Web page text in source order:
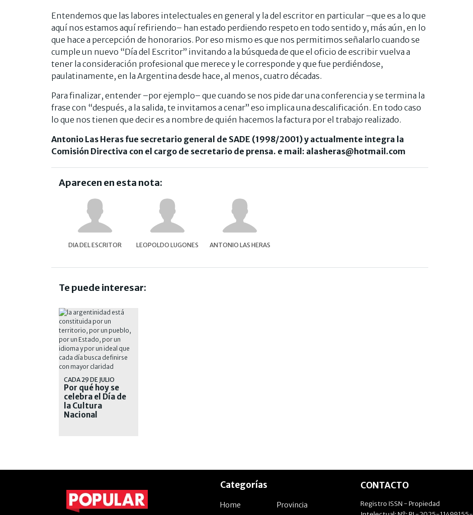
Entendemos que las labores intelectuales en general y la del escritor en particular –que es a lo que
aquí nos estamos aquí refiriendo– han estado perdiendo respeto en todo sentido y, más aún, en lo
que hace a percepción de honorarios. Por eso mismo es que nos permitimos señalarlo cuando se
cumple un nuevo “Día del Escritor” invitando a la búsqueda de que el oficio de escribir vuelva a
tener la consideración profesional que merece y le corresponde y que fue perdiéndose,
paulatinamente, en la Argentina desde hace, al menos, cuatro décadas.
Para finalizar, entender –por ejemplo– que cuando se nos pide dar una conferencia y se termina la
frase con “después, a la salida, te invitamos a cenar” eso implica una descalificación. En todo caso
lo que nos tienen que decir es a nombre de quién hacemos la factura por el trabajo realizado.
Antonio Las Heras fue secretario general de SADE (1998/2001) y actualmente integra la
Comisión Directiva con el cargo de secretario de prensa. e mail: alasheras@hotmail.com
Aparecen en esta nota:
DIA DEL ESCRITOR LEOPOLDO LUGONES ANTONIO LAS HERAS
Te puede interesar:
CADA 29 DE JULIO
Por qué hoy se
celebra el Día de
la Cultura
Nacional
Categorías
Home
Provincia
CONTACTO
Registro ISSN - Propiedad